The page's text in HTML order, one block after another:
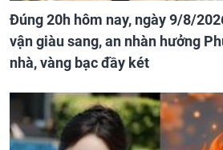
Đúng 20h hôm nay, ngày 9/8/
vận giàu sang, an nhàn hưởng
nhà, vàng bạc đầy két